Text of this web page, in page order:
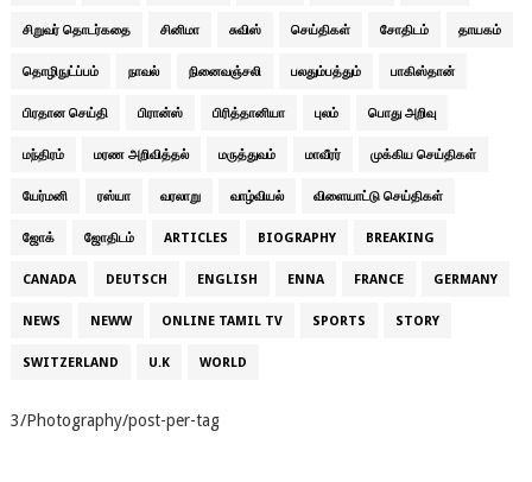
சிறுவர் தொடர்கதை சினிமா சுவிஸ் செய்திகள் சோதிடம் தாயகம்
தொழிநுட்ப்பம் நாவல் நினைவஞ்சலி பலதும்பத்தும் பாகிஸ்தான்
பிரதான செய்தி பிரான்ஸ் பிரித்தானியா புலம் பொது அறிவு
மந்திரம் மரண அறிவித்தல் மருத்துவம் மாவீரர் முக்கிய செய்திகள்
யேர்மனி ரஸ்யா வரலாறு வாழ்வியல் விளையாட்டு செய்திகள்
ஜோக் ஜோதிடம் ARTICLES BIOGRAPHY BREAKING
CANADA DEUTSCH ENGLISH ENNA FRANCE GERMANY
NEWS NEWW ONLINE TAMIL TV SPORTS STORY
SWITZERLAND U.K WORLD
3/Photography/post-per-tag